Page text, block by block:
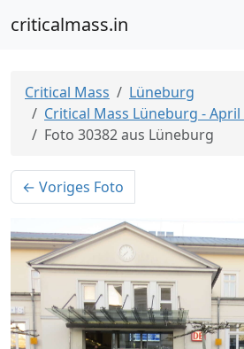
criticalmass.in
Critical Mass
Lüneburg
Critical Mass Lüneburg - April
Foto 30382 aus Lüneburg
← Voriges Foto